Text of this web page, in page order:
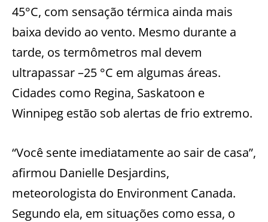
45°C, com sensação térmica ainda mais
baixa devido ao vento. Mesmo durante a
tarde, os termômetros mal devem
ultrapassar –25 °C em algumas áreas.
Cidades como Regina, Saskatoon e
Winnipeg estão sob alertas de frio extremo.
“Você sente imediatamente ao sair de casa”,
afirmou Danielle Desjardins,
meteorologista do Environment Canada.
Segundo ela, em situações como essa, o